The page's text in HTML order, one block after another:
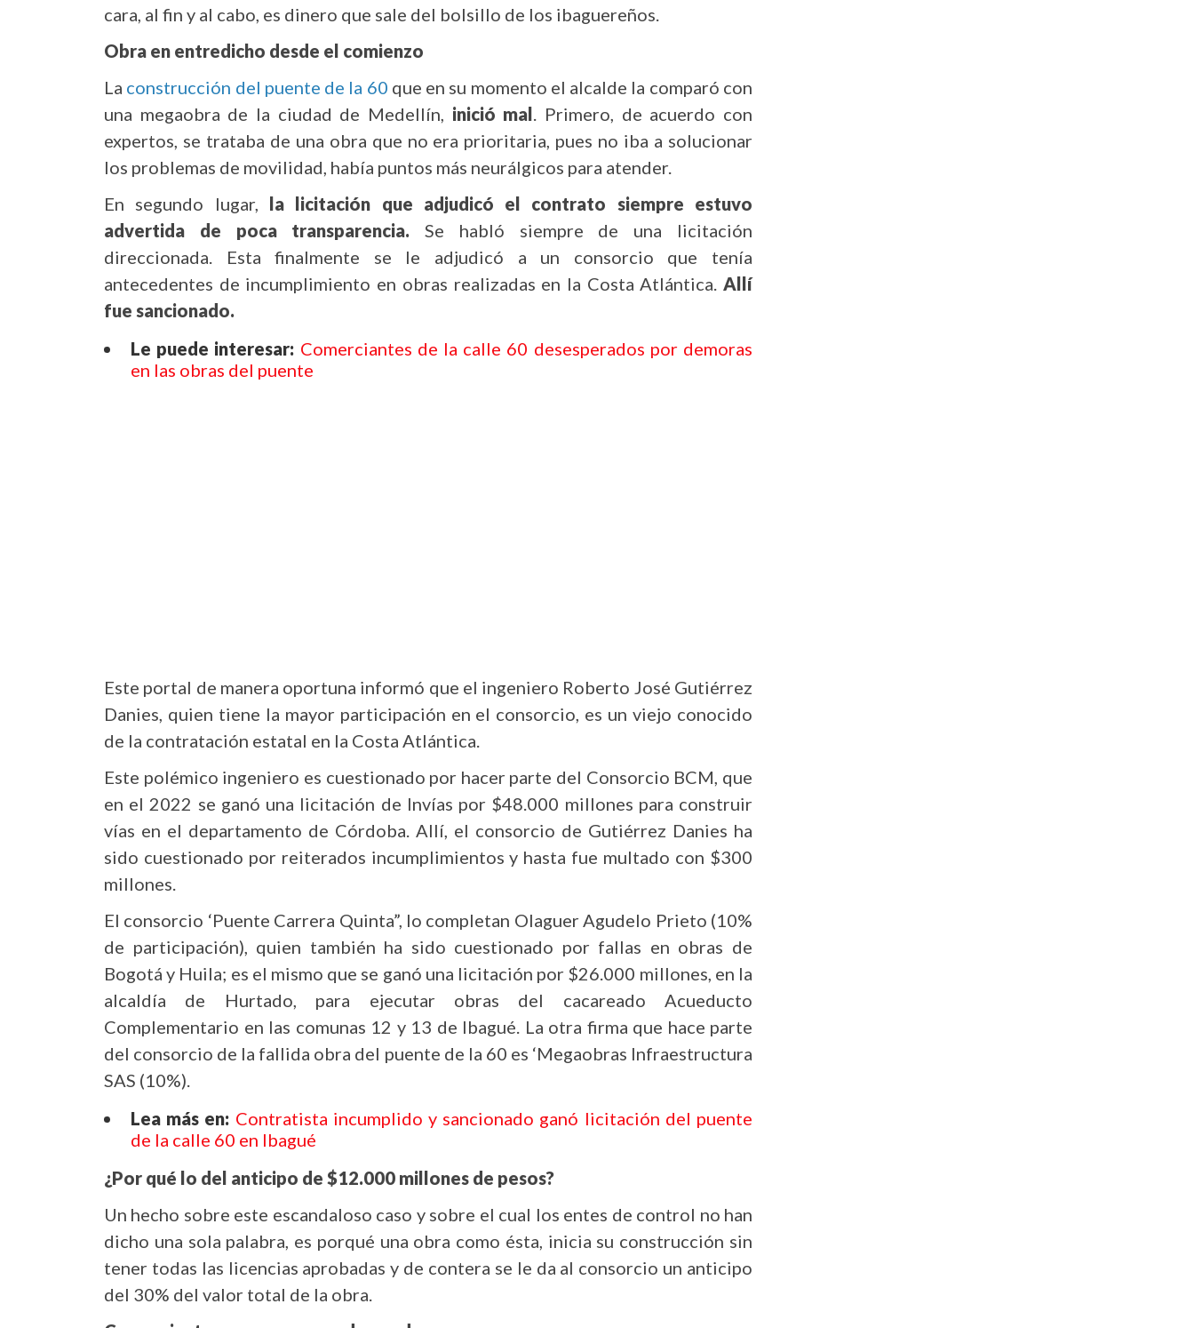
cara, al fin y al cabo, es dinero que sale del bolsillo de los ibaguereños.
Obra en entredicho desde el comienzo
La construcción del puente de la 60 que en su momento el alcalde la comparó con
una megaobra de la ciudad de Medellín, inició mal . Primero, de acuerdo con
expertos, se trataba de una obra que no era prioritaria, pues no iba a solucionar
los problemas de movilidad, había puntos más neurálgicos para atender.
En segundo lugar,
la licitación que adjudicó el contrato siempre estuvo
advertida de poca transparencia. Se habló siempre de una licitación
direccionada. Esta finalmente se le adjudicó a un consorcio que tenía
antecedentes de incumplimiento en obras realizadas en la Costa Atlántica. Allí
fue sancionado.
Le puede interesar: Comerciantes de la calle 60 desesperados por demoras
en las obras del puente
Este portal de manera oportuna informó que el ingeniero Roberto José Gutiérrez
Danies, quien tiene la mayor participación en el consorcio, es un viejo conocido
de la contratación estatal en la Costa Atlántica.
Este polémico ingeniero es cuestionado por hacer parte del Consorcio BCM, que
en el 2022 se ganó una licitación de Invías por $48.000 millones para construir
vías en el departamento de Córdoba. Allí, el consorcio de Gutiérrez Danies ha
sido cuestionado por reiterados incumplimientos y hasta fue multado con $300
millones.
El consorcio ‘Puente Carrera Quinta”, lo completan Olaguer Agudelo Prieto (10%
de participación), quien también ha sido cuestionado por fallas en obras de
Bogotá y Huila; es el mismo que se ganó una licitación por $26.000 millones, en la
alcaldía de Hurtado, para ejecutar obras del cacareado Acueducto
Complementario en las comunas 12 y 13 de Ibagué. La otra firma que hace parte
del consorcio de la fallida obra del puente de la 60 es ‘Megaobras Infraestructura
SAS (10%).
Lea más en: Contratista incumplido y sancionado ganó licitación del puente
de la calle 60 en Ibagué
¿Por qué lo del anticipo de $12.000 millones de pesos?
Un hecho sobre este escandaloso caso y sobre el cual los entes de control no han
dicho una sola palabra, es porqué una obra como ésta, inicia su construcción sin
tener todas las licencias aprobadas y de contera se le da al consorcio un anticipo
del 30% del valor total de la obra.